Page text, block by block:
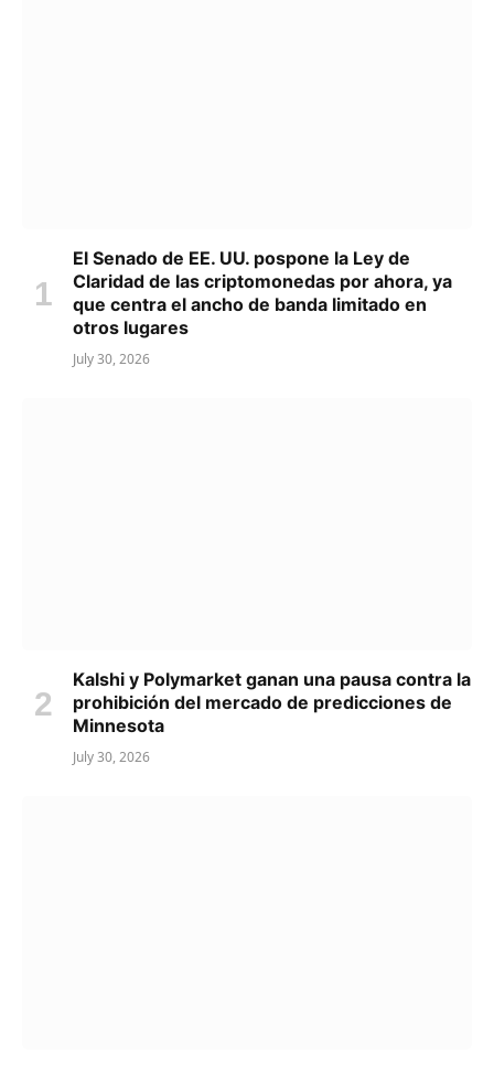
El Senado de EE. UU. pospone la Ley de
Claridad de las criptomonedas por ahora, ya
que centra el ancho de banda limitado en
otros lugares
July 30, 2026
Kalshi y Polymarket ganan una pausa contra la
prohibición del mercado de predicciones de
Minnesota
July 30, 2026